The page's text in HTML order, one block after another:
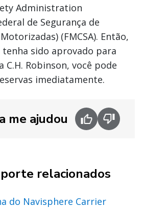
Administration
de Segurança de
(FMCSA). Então,
tenha sido aprovado para
Robinson, você pode
imediatamente.
me ajudou
relacionados
do Navisphere Carrier